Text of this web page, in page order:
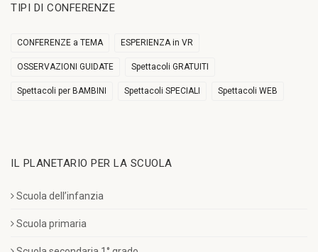
TIPI DI CONFERENZE
CONFERENZE a TEMA ESPERIENZA in VR
OSSERVAZIONI GUIDATE Spettacoli GRATUITI
Spettacoli per BAMBINI Spettacoli SPECIALI Spettacoli WEB
IL PLANETARIO PER LA SCUOLA
Scuola dell’infanzia
Scuola primaria